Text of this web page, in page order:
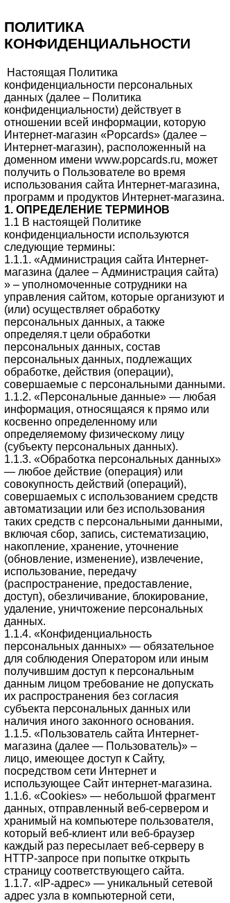
ПОЛИТИКА
КОНФИДЕНЦИАЛЬНОСТИ
Настоящая Политика
конфиденциальности персональных
данных (далее – Политика
конфиденциальности) действует в
отношении всей информации, которую
Интернет-магазин «Popcards» (далее –
Интернет-магазин), расположенный на
доменном имени www.popcards.ru, может
получить о Пользователе во время
использования сайта Интернет-магазина,
программ и продуктов Интернет-магазина.
1. ОПРЕДЕЛЕНИЕ ТЕРМИНОВ
1.1 В настоящей Политике
конфиденциальности используются
следующие термины:
1.1.1. «Администрация сайта Интернет-
магазина (далее – Администрация сайта)
» – уполномоченные сотрудники на
управления сайтом, которые организуют и
(или) осуществляет обработку
персональных данных, а также
определяя.т цели обработки
персональных данных, состав
персональных данных, подлежащих
обработке, действия (операции),
совершаемые с персональными данными.
1.1.2. «Персональные данные» — любая
информация, относящаяся к прямо или
косвенно определенному или
определяемому физическому лицу
(субъекту персональных данных).
1.1.3. «Обработка персональных данных»
— любое действие (операция) или
совокупность действий (операций),
совершаемых с использованием средств
автоматизации или без использования
таких средств с персональными данными,
включая сбор, запись, систематизацию,
накопление, хранение, уточнение
(обновление, изменение), извлечение,
использование, передачу
(распространение, предоставление,
доступ), обезличивание, блокирование,
удаление, уничтожение персональных
данных.
1.1.4. «Конфиденциальность
персональных данных» — обязательное
для соблюдения Оператором или иным
получившим доступ к персональным
данным лицом требование не допускать
их распространения без согласия
субъекта персональных данных или
наличия иного законного основания.
1.1.5. «Пользователь сайта Интернет-
магазина (далее — Пользователь)» –
лицо, имеющее доступ к Сайту,
посредством сети Интернет и
использующее Сайт интернет-магазина.
1.1.6. «Cookies» — небольшой фрагмент
данных, отправленный веб-сервером и
хранимый на компьютере пользователя,
который веб-клиент или веб-браузер
каждый раз пересылает веб-серверу в
HTTP-запросе при попытке открыть
страницу соответствующего сайта.
1.1.7. «IP-адрес» — уникальный сетевой
адрес узла в компьютерной сети,